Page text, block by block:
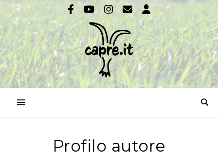
Profilo autore